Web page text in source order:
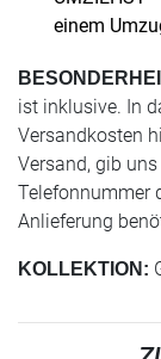
einem
ist inklusive. In
Versandkosten
Versand, gib
Telefonnummer
Anlieferung
KOLLEKTION: